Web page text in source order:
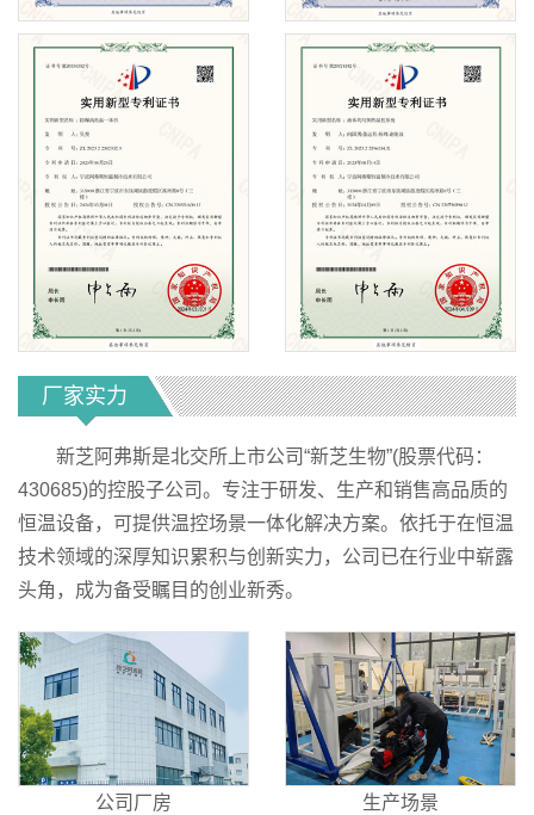
厂家实力
新芝阿弗斯是北交所上市公司“新芝生物”(股票代码：
430685)的控股子公司。专注于研发、生产和销售高品质的
恒温设备，可提供温控场景一体化解决方案。依托于在恒温
技术领域的深厚知识累积与创新实力，公司已在行业中崭露
头角，成为备受瞩目的创业新秀。
公司厂房 生产场景